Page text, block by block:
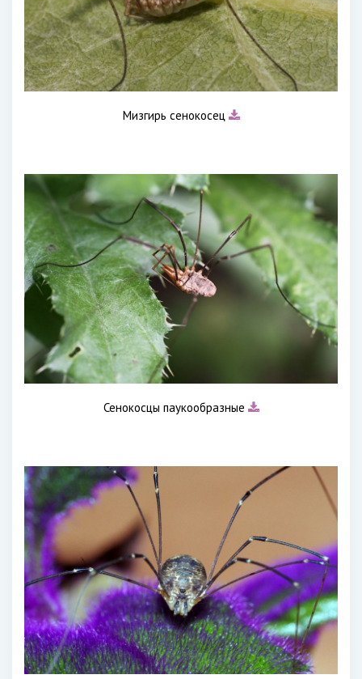
Мизгирь сенокосец
Сенокосцы паукообразные